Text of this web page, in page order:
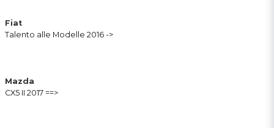
Fiat
Talento alle Modelle 2016 ->
Mazda
CX5 II 2017 ==>